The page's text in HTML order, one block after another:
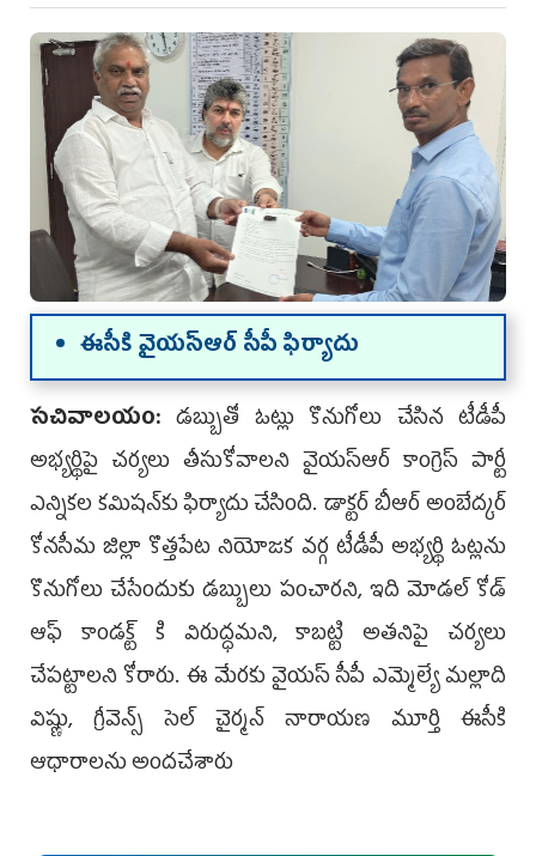
ఈసీకి వైయ‌స్ఆర్ సీపీ ఫిర్యాదు
సచివాలయం: డబ్బుతో ఓట్లు కొనుగోలు చేసిన టీడీపీ
అభ్యర్థిపై చర్యలు తీసుకోవాలని వైయ‌స్ఆర్ కాంగ్రెస్ పార్టీ
ఎన్నిక‌ల క‌మిష‌న్‌కు ఫిర్యాదు చేసింది. డాక్ట‌ర్ బీఆర్ అంబేద్కర్
కోనసీమ జిల్లా కొత్తపేట నియోజక వర్గ టీడీపీ అభ్యర్థి ఓట్లను
కొనుగోలు చేసేందుకు డబ్బులు పంచారని, ఇది మోడల్ కోడ్
ఆఫ్ కాండక్ట్ కి విరుద్ధ‌మ‌ని, కాబట్టి అతనిపై చర్యలు
చేపట్టాలని కోరారు. ఈ మేరకు వైయ‌స్ సీపీ ఎమ్మెల్యే మల్లాది
విష్ణు, గ్రీవెన్స్ సెల్ చైర్మన్ నారాయణ మూర్తి ఈసీకి
ఆధారాలను అందచేశారు